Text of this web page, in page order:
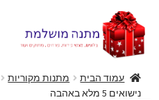
דלג
לניווט
לדלג
לתוכן
עמוד הבית מתנות מקוריות
נישואים 5 מלא באהבה